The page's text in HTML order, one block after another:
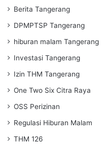
Berita Tangerang
DPMPTSP Tangerang
hiburan malam Tangerang
Investasi Tangerang
Izin THM Tangerang
One Two Six Citra Raya
OSS Perizinan
Regulasi Hiburan Malam
THM 126